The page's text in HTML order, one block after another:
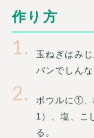
作り方
1
玉ねぎはみ
パンでしん
2
ボウルに①、
1）、塩、こ
る。